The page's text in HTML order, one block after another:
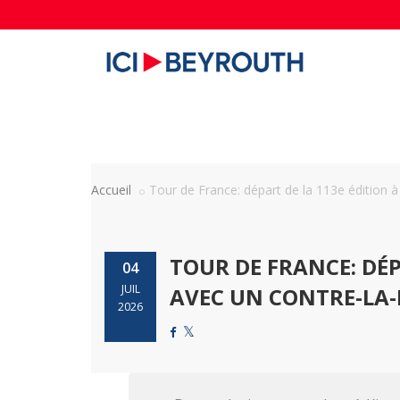
Accueil Tour de France: départ de la 113e édition à
04
JUIL
2026
TOUR DE FRANCE:
AVEC UN CONTRE-